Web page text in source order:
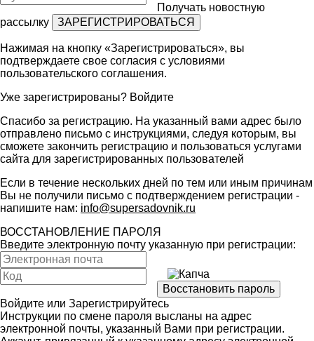
Получать новостную
рассылку
Нажимая на кнопку «Зарегистрироваться», вы
подтверждаете свое согласия с условиями
пользовательского соглашения.
Уже зарегистрированы? Войдите
Спасибо за регистрацию. На указанный вами адрес было
отправлено письмо с инструкциями, следуя которым, вы
сможете закончить регистрацию и пользоваться услугами
сайта для зарегистрированных пользователей
Если в течение нескольких дней по тем или иным причинам
Вы не получили письмо с подтверждением регистрации -
напишите нам: info@supersadovnik.ru
ВОССТАНОВЛЕНИЕ ПАРОЛЯ
Введите электронную почту указанную при регистрации:
Войдите или Зарегистрируйтесь
Инструкции по смене пароля высланы на адрес
электронной почты, указанный Вами при регистрации.